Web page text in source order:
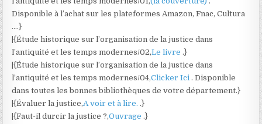
Disponible à l’achat sur les plateformes Amazon, Fnac, Cultura
….}
|{Étude historique sur l’organisation de la justice dans
l’antiquité et les temps modernes/02,Le livre.}
|{Étude historique sur l’organisation de la justice dans
l’antiquité et les temps modernes/04,Clicker Ici. Disponible
dans toutes les bonnes bibliothèques de votre département.}
|{Évaluer la justice,A voir et à lire..}
|{Faut-il durcir la justice ?,Ouvrage.}